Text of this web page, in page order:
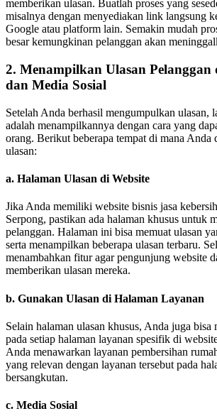
memberikan ulasan. Buatlah proses yang
misalnya dengan menyediakan link langsung
Google atau platform lain. Semakin mudah
besar kemungkinan pelanggan akan
2. Menampilkan Ulasan Pelanggan
dan Media Sosial
Setelah Anda berhasil mengumpulkan ulasan,
adalah menampilkannya dengan cara yang
orang. Berikut beberapa tempat di mana Anda
ulasan:
a. Halaman Ulasan di Website
Jika Anda memiliki website bisnis jasa
Serpong, pastikan ada halaman khusus untuk
pelanggan. Halaman ini bisa memuat ulasan
serta menampilkan beberapa ulasan terbaru.
menambahkan fitur agar pengunjung website
memberikan ulasan mereka.
b. Gunakan Ulasan di Halaman Layanan
Selain halaman ulasan khusus, Anda juga bisa
pada setiap halaman layanan spesifik di
Anda menawarkan layanan pembersihan
yang relevan dengan layanan tersebut pada
bersangkutan.
c. Media Sosial